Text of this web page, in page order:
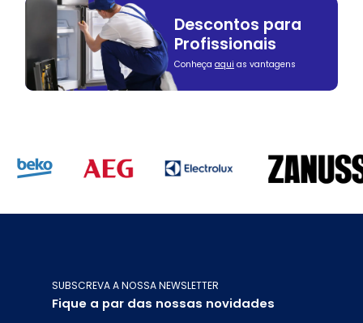
Descontos para
Profissionais
Conheça aqui as vantagens
SUBSCREVA A NOSSA NEWSLETTER
Fique a par das nossas novidades